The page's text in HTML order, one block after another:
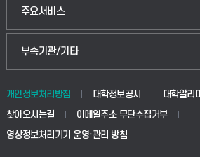
생명공학부
산업대학원
공공정책대학원
교육대학원
주요서비스
입학안내
웹메일
학사시스템(전문학사 및 전공심화)
부속기관/기타
중앙도서관
학생생활관(안성)
개인정보처리방침 대학정보공시 대학알리미
찾아오시는길
이메일주소 무단수집거부
영상정보처리기기 운영·관리 방침